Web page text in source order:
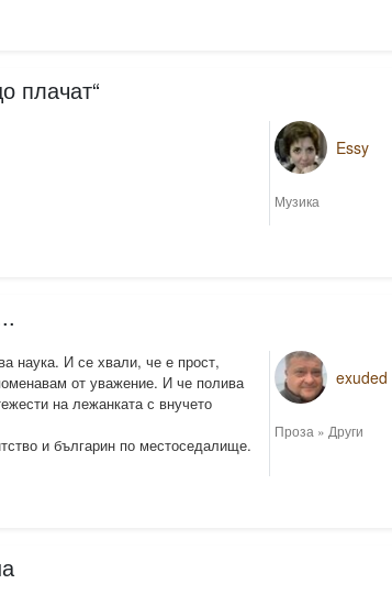
плачат“
Essy
Музика
наука. И се хвали, че е прост,
от уважение. И че полива
на лежанката с внучето
и българин по местоседалище.
exuded
Проза » Други